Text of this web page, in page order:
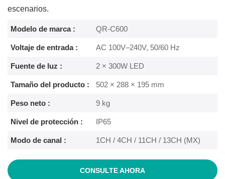
escenarios.
Modelo de marca : QR-C600
Voltaje de entrada : AC 100V–240V, 50/60 Hz
Fuente de luz : 2 × 300W LED
Tamaño del producto : 502 × 288 × 195 mm
Peso neto : 9 kg
Nivel de protección : IP65
Modo de canal : 1CH / 4CH / 11CH / 13CH (MX)
CONSULTE AHORA